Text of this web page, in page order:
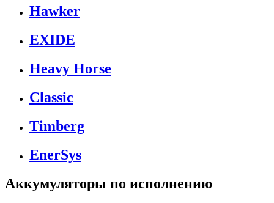
Hawker
EXIDE
Heavy Horse
Classic
Timberg
EnerSys
Аккумуляторы по исполнению